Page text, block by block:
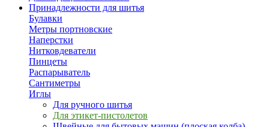
Принадлежности для шитья
Булавки
Метры портновские
Наперстки
Нитковдеватели
Пинцеты
Распарыватель
Сантиметры
Иглы
Для ручного шитья
Для этикет-пистолетов